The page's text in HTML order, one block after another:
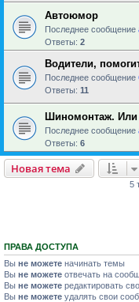
Автоюмор
Последнее сообщение
Ответы: 2
Водители,
Последнее сообщение
Ответы: 11
Шиномонтаж. Или
Последнее сообщение
Ответы: 6
Новая тема
5
ПРАВА ДОСТУПА
Вы не можете начинать темы
Вы не можете отвечать на
Вы не можете редактировать
Вы не можете удалять свои